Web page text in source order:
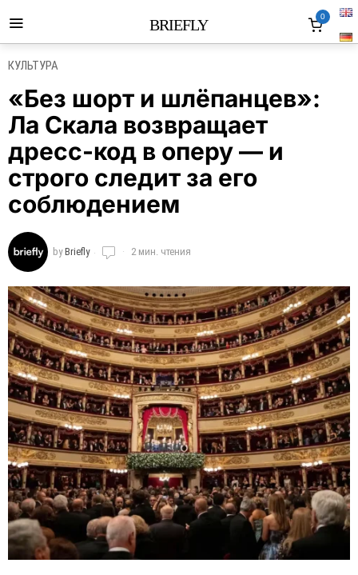
BRIEFLY 0
КУЛЬТУРА
«Без шорт и шлёпанцев»:
Ла Скала возвращает
дресс-код в оперу — и
строго следит за его
соблюдением
byBriefly 2 мин. чтения